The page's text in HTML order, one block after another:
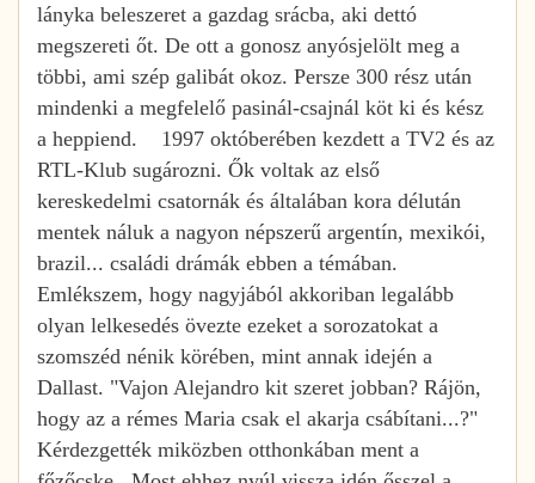
lányka beleszeret a gazdag srácba, aki dettó
megszereti őt. De ott a gonosz anyósjelölt meg a
többi, ami szép galibát okoz. Persze 300 rész után
mindenki a megfelelő pasinál-csajnál köt ki és kész
a heppiend. 1997 októberében kezdett a TV2 és az
RTL-Klub sugározni. Ők voltak az első
kereskedelmi csatornák és általában kora délután
mentek náluk a nagyon népszerű argentín, mexikói,
brazil... családi drámák ebben a témában.
Emlékszem, hogy nagyjából akkoriban legalább
olyan lelkesedés övezte ezeket a sorozatokat a
szomszéd nénik körében, mint annak idején a
Dallast. "Vajon Alejandro kit szeret jobban? Rájön,
hogy az a rémes Maria csak el akarja csábítani...?"
Kérdezgették miközben otthonkában ment a